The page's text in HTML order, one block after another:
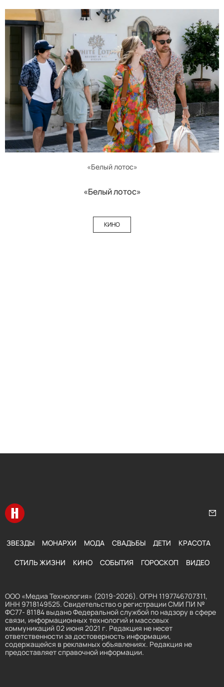
«Белый лотос»
«Белый лотос»
КИНО
Перейти на главную
ЗВЕЗДЫ МОНАРХИ МОДА СВАДЬБЫ ДЕТИ КРАСОТА
СТИЛЬ ЖИЗНИ КИНО СОБЫТИЯ ГОРОСКОП ВИДЕО
ООО «Медиа Технология» (2019-2026). ОГРН 1197746707311,
ИНН 9718149525. Свидетельство о регистрации СМИ ПИ №
ФС77- 81184 выдано Федеральной службой по надзору в сфере
связи, информационных технологий и массовых
коммуникаций 02 июня 2021 г. Редакция не несет
ответственности за достоверность информации,
содержащейся в рекламных объявлениях. Редакция не
предоставляет справочной информации.